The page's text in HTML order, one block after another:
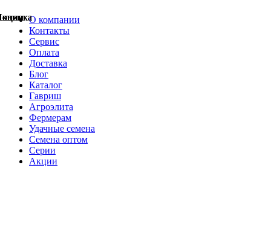
О компании
Контакты
Сервис
Оплата
Доставка
Блог
Каталог
Гавриш
Агроэлита
Фермерам
Удачные семена
Семена оптом
Серии
Акции